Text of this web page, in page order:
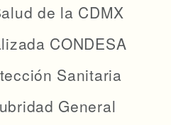
de la CDMX
CONDESA
Sanitaria
General